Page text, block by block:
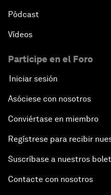
Pódcast
Vídeos
Participe en el Foro
Iniciar sesión
Asóciese con nosotros
Conviértase en miembro
Regístrese para recibir
Suscríbase a nuestros
Contacte con nosotros